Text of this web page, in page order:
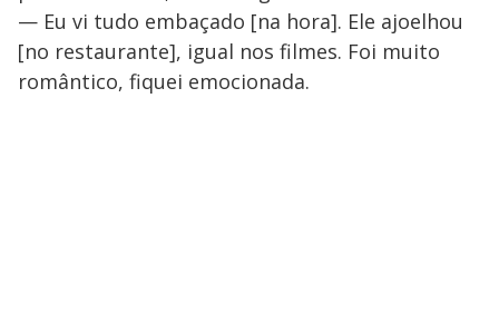
— Eu vi tudo embaçado [na hora]. Ele ajoelhou
[no restaurante], igual nos filmes. Foi muito
romântico, fiquei emocionada.